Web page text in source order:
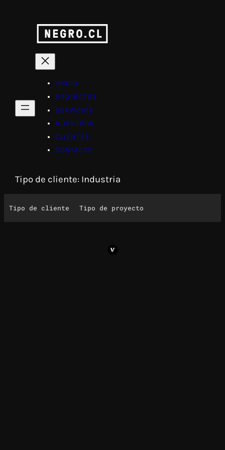
INICIO
PROYECTOS
SERVICIOS
NOSOTROS
CLIENTES
CONTACTO
Tipo de cliente: Industria
Tipo de cliente Tipo de proyecto